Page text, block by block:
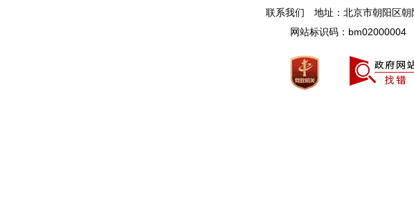
联系我们 地址：北京市朝阳区
网站标识码：bm02000004